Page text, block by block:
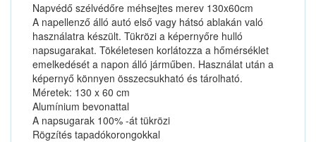
Napvédő szélvédőre méhsejtes merev 130x60cm
A napellenző álló autó első vagy hátsó ablakán való
használatra készült. Tükrözi a képernyőre hulló
napsugarakat. Tökéletesen korlátozza a hőmérséklet
emelkedését a napon álló járműben. Használat után a
képernyő könnyen összecsukható és tárolható.
Méretek: 130 x 60 cm
Alumínium bevonattal
A napsugarak 100% -át tükrözi
Rögzítés tapadókorongokkal